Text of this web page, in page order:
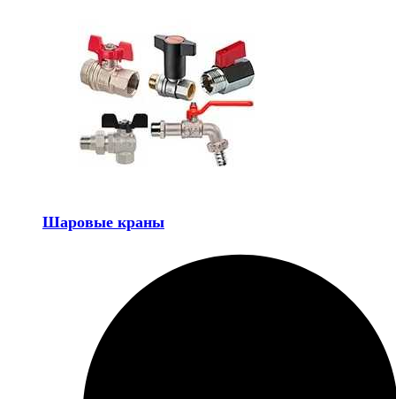
Шаровые краны